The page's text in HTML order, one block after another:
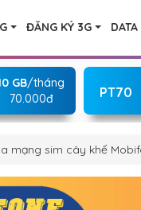
ĐĂNG KÝ 3G
GB/tháng
70.000đ
PT70
mạng sim cây khế